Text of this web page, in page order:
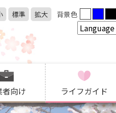
標準 拡大 背景色
者向け ライフガイド